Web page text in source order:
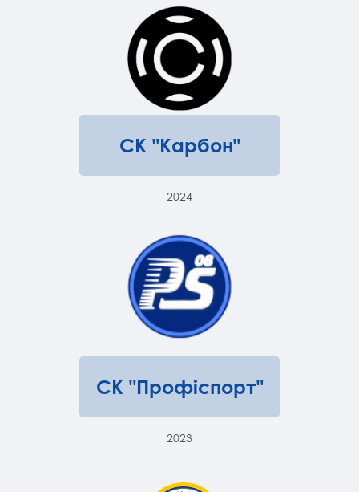
СК "Карбон"
2024
СК "Профіспорт"
2023